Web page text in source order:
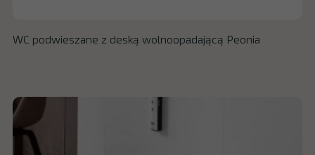
WC podwieszane z deską wolnoopadającą Peonia